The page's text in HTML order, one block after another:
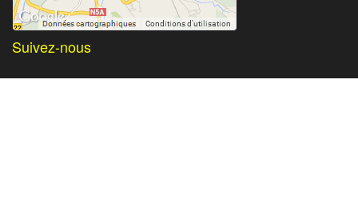
Suivez-nous